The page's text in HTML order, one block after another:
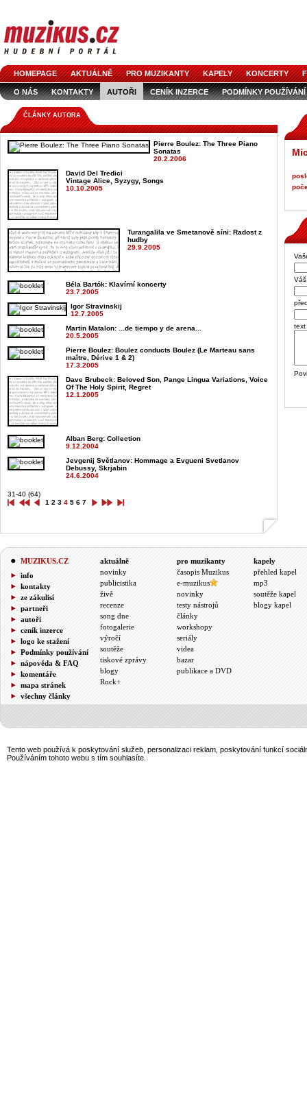
HOMEPAGE AKTUÁLNĚ PRO MUZIKANTY KAPELY KONCERTY
O NÁS KONTAKTY AUTOŘI CENÍK INZERCE PODMÍNKY POUŽÍVÁNÍ
LOGO KE STAŽENÍ
ČLÁNKY AUTORA
Pierre Boulez: The Three Piano
Sonatas
20.2.2006
David Del Tredici
Vintage Alice, Syzygy, Songs
10.10.2005
Turangalila ve Smetanově síni: Radost z
hudby
29.9.2005
Béla Bartók: Klavírní koncerty
23.7.2005
Igor Stravinskij
12.7.2005
Martin Matalon: ...de tiempo y de arena...
20.5.2005
Pierre Boulez: Boulez conducts Boulez (Le Marteau sans
maître, Dérive 1 & 2)
17.3.2005
Dave Brubeck: Beloved Son, Pange Lingua Variations, Voice
Of The Holy Spirit, Regret
12.1.2005
Alban Berg: Collection
9.12.2004
Jevgenij Světlanov: Hommage a Evgueni Svetlanov
Debussy, Skrjabin
24.6.2004
31-40 (64)
1 2 3 4 5 6 7
text
MUZIKUS.CZ
info
kontakty
ze zákulisí
partneři
autoři
ceník inzerce
logo ke stažení
Podmínky používání
nápověda & FAQ
komentáře
mapa stránek
všechny články
aktuálně
novinky
publicistika
živě
recenze
song dne
fotogalerie
výročí
soutěže
tiskové zprávy
blogy
Rock+
pro muzikanty
časopis Muzikus
e-muzikus
novinky
testy nástrojů
články
workshopy
seriály
videa
bazar
publikace a DVD
kapely
přehled kapel
mp3
soutěže kapel
blogy kapel
Tento web používá k poskytování služeb, personalizaci reklam, poskytování funkcí
Používáním tohoto webu s tím souhlasíte.